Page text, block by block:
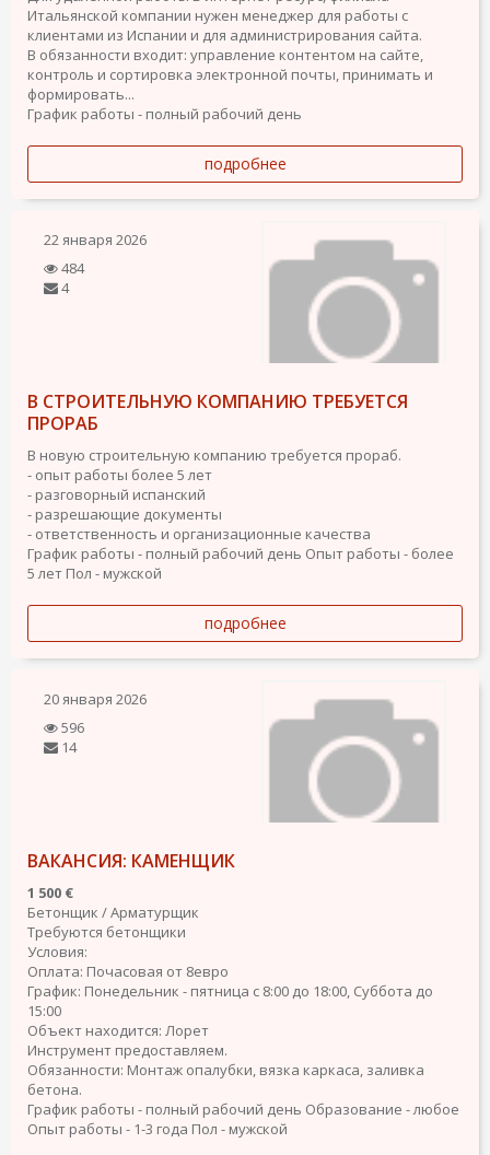
Итальянской компании нужен менеджер для работы с
клиентами из Испании и для администрирования сайта.
В обязанности входит: управление контентом на сайте,
контроль и сортировка электронной почты, принимать и
формировать...
График работы - полный рабочий день
подробнее
22 января 2026
484
4
В СТРОИТЕЛЬНУЮ КОМПАНИЮ ТРЕБУЕТСЯ
ПРОРАБ
В новую строительную компанию требуется прораб.
- опыт работы более 5 лет
- разговорный испанский
- разрешающие документы
- ответственность и организационные качества
График работы - полный рабочий день Опыт работы - более
5 лет Пол - мужской
подробнее
20 января 2026
596
14
ВАКАНСИЯ: КАМЕНЩИК
1 500 €
Бетонщик / Арматурщик
Требуются бетонщики
Условия:
Оплата: Почасовая от 8евро
График: Понедельник - пятница с 8:00 до 18:00, Суббота до
15:00
Объект находится: Лорет
Инструмент предоставляем.
Обязанности: Монтаж опалубки, вязка каркаса, заливка
бетона.
График работы - полный рабочий день Образование - любое
Опыт работы - 1-3 года Пол - мужской